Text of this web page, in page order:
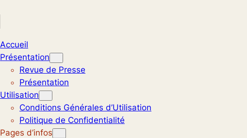
Accueil
Présentation
Revue de Presse
Présentation
Utilisation
Conditions Générales d’Utilisation
Politique de Confidentialité
Pages d’infos